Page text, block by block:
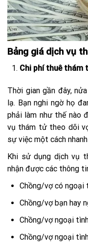
Bảng giá dịch vụ
Chi phí thuê thám
Thời gian gần đây,
lạ. Bạn nghi ngờ họ
phải làm như thế nào
vụ thám tử theo dõi
sự việc một cách
Khi sử dụng dịch vụ
nhận được các thông
Chồng/vợ có ngoại
Chồng/vợ bạn hay
Chồng/vợ ngoại
Chồng/vợ ngoại